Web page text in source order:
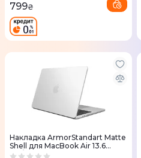
799₴
Накладка ArmorStandart Matte
Shell для MacBook Air 13.6
M3/M2 (White)